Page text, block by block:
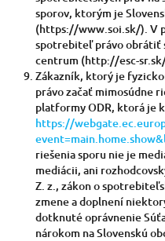
sporov, ktorým je
(https://www.soi.sk/). V
spotrebiteľ právo obrátiť
centrum (http://esc-
Zákazník, ktorý je
právo začať mimosúdne
platformy ODR, ktorá je
https://
riešenia sporu nie je
mediácii, ani
Z. z., zákon o
zmene a doplnení
dotknuté oprávnenie
nárokom na Slovenskú